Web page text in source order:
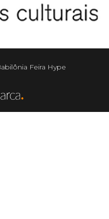
Feira Hype